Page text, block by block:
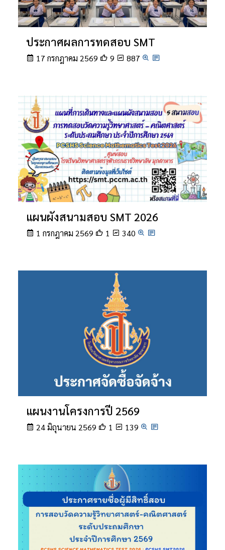
ประกาศผลการทดสอบ SMT
17 กรกฎาคม 2569 9 887
แผนผังสนามสอบ SMT 2026
1 กรกฎาคม 2569 1 340
แผนงานโครงการปี 2569
24 มิถุนายน 2569 1 139